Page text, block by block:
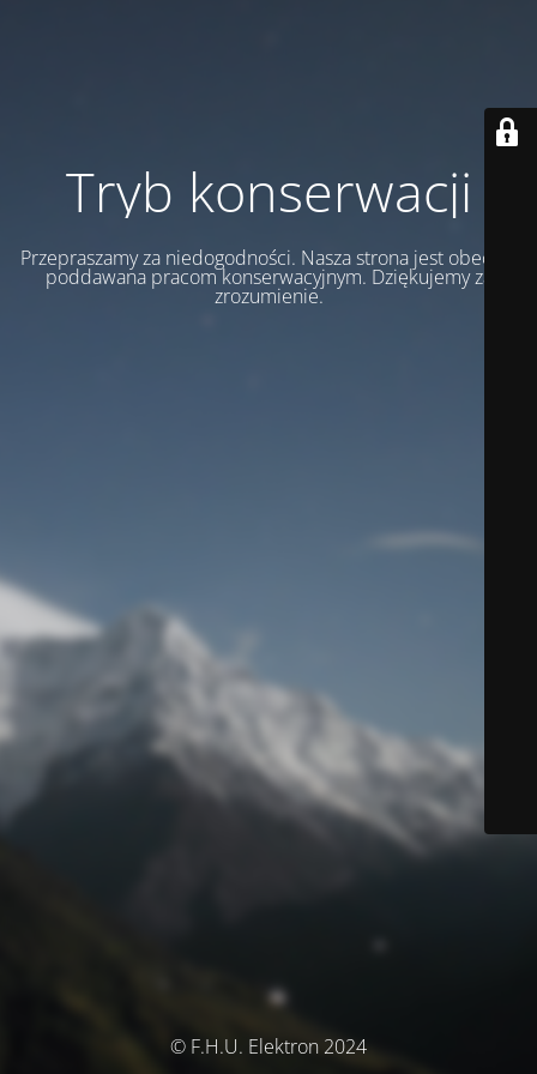
Tryb konserwacji
Przepraszamy za niedogodności. Nasza strona jest obecnie
poddawana pracom konserwacyjnym. Dziękujemy za
zrozumienie.
© F.H.U. Elektron 2024